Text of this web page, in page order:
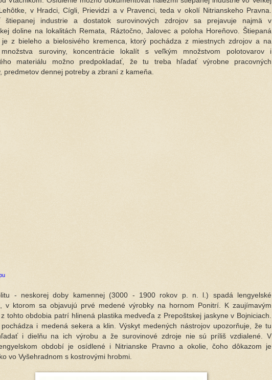
v Hradci, Cígli, Prievidzi a v Pravenci, teda v okolí Nitrianskeho Pravna.
štiepanej industrie a dostatok surovinových zdrojov sa prejavuje najmä v
doline na lokalitách Remata, Ráztočno, Jalovec a poloha Horeňovo. Štiepaná
je z bieleho a bielosivého kremenca, ktorý pochádza z miestnych zdrojov a na
suroviny, koncentrácie lokalít s veľkým množstvom polotovarov i
materiálu možno predpokladať, že tu treba hľadať výrobne pracovných
predmetov dennej potreby a zbraní z kameňa.
- neskorej doby kamennej (3000 - 1900 rokov p. n. l.) spadá lengyelské
v ktorom sa objavujú prvé medené výrobky na hornom Ponitrí. K zaujímavým
tohto obdobia patrí hlinená plastika medveďa z Prepoštskej jaskyne v Bojniciach.
i medená sekera a klin. Výskyt medených nástrojov upozorňuje, že tu
i dielňu na ich výrobu a že surovinové zdroje nie sú príliš vzdialené. V
období je osídlené i Nitrianske Pravno a okolie, čoho dôkazom je
vo Vyšehradnom s kostrovými hrobmi.